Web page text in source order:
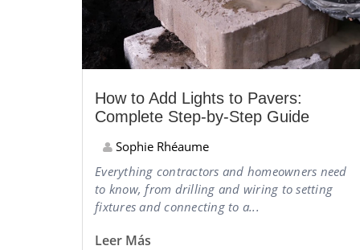
How to Add Lights to Pavers:
Complete Step-by-Step Guide
Sophie Rhéaume
Everything contractors and homeowners need
to know, from drilling and wiring to setting
fixtures and connecting to a...
Leer Más